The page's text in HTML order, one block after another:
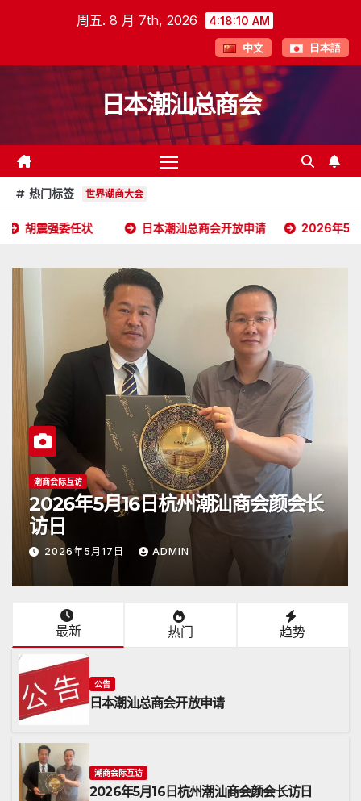
周五. 8 月 7th, 2026 4:18:11 AM
中文 日本語
日本潮汕总商会
热门标签 世界潮商大会
日本潮汕总商会开放申请 2026年5月16日杭州潮汕商会颜会
公告
2026年4月26日《潮人》杂志顺利抵
达日本
2026年4月26日 ADMIN
最新 热门 趋势
公告
日本潮汕总商会开放申请
潮商会际互访
2026年5月16日杭州潮汕商会颜会长访日